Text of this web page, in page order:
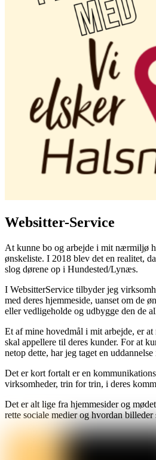
Websitter-Service
At kunne bo og arbejde i mit nærmiljø
ønskeliste. I 2018 blev det en realitet,
slog dørene op i Hundested/Lynæs.
I WebsitterService tilbyder jeg
med deres hjemmeside, uanset om de
eller vedligeholde og udbygge den de
Et af mine hovedmål i mit arbejde, er
skal appellere til deres kunder. For at
netop dette, har jeg taget en
Det er kort fortalt er en
virksomheder, trin for trin, i deres
Det er alt lige fra hjemmesider og
rette sociale medier og hvordan billeder